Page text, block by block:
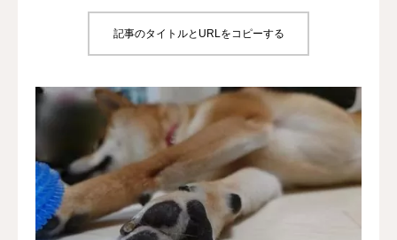
記事のタイトルとURLをコピーする
会社概要